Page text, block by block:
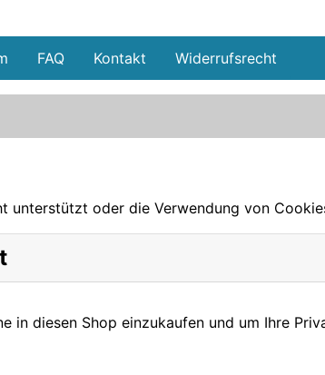
FAQ Kontakt Widerrufsrecht
unterstützt oder die Verwendung von
in diesen Shop einzukaufen und um Ihre